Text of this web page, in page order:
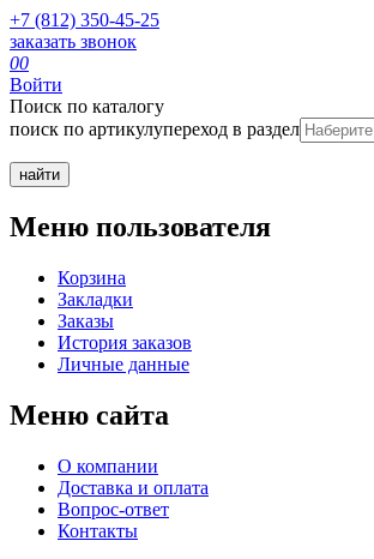
+7 (812) 350-45-25
заказать звонок
00
Войти
Поиск по каталогу
поиск по артикулупереход в раздел
Меню пользователя
Корзина
Закладки
Заказы
История заказов
Личные данные
Меню сайта
О компании
Доставка и оплата
Вопрос-ответ
Контакты